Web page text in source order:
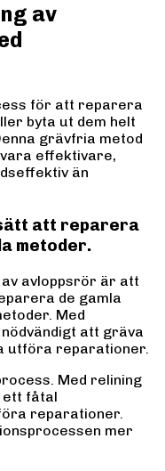
av
för att reparera
byta ut dem helt
grävfria metod
effektivare,
än
att reparera
metoder.
avloppsrör är att
de gamla
Med
att gräva
utföra reparationer.
Med relining
ett fåtal
reparationer.
mer